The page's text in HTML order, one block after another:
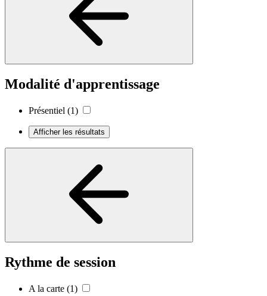
Modalité d'apprentissage
Présentiel (1)
Afficher les résultats
Rythme de session
A la carte (1)